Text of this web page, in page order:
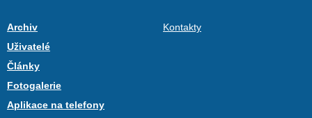
Archiv
Uživatelé
Články
Fotogalerie
Aplikace na telefony
Kontakty